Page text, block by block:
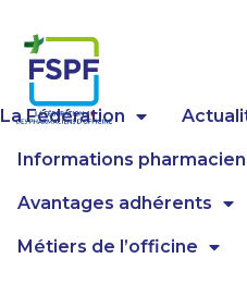
La Fédération
Informations
Avantages adhérents
Métiers de l’officine